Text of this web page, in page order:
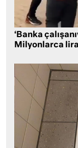
‘Banka
Milyonlarca